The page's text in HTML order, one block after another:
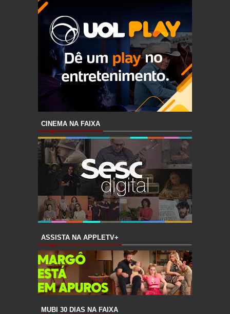
CINEMA NA FAIXA
ASSISTA NA APPLETV+
MUBI 30 DIAS NA FAIXA